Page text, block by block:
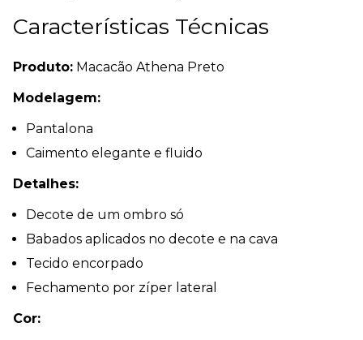
Características Técnicas
Produto: Macacão Athena Preto
Modelagem:
Pantalona
Caimento elegante e fluido
Detalhes:
Decote de um ombro só
Babados aplicados no decote e na cava
Tecido encorpado
Fechamento por zíper lateral
Cor: